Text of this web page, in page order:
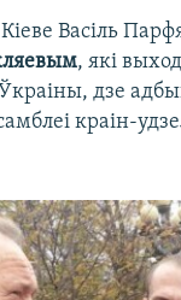
Васіль
, які
дзе
краін-